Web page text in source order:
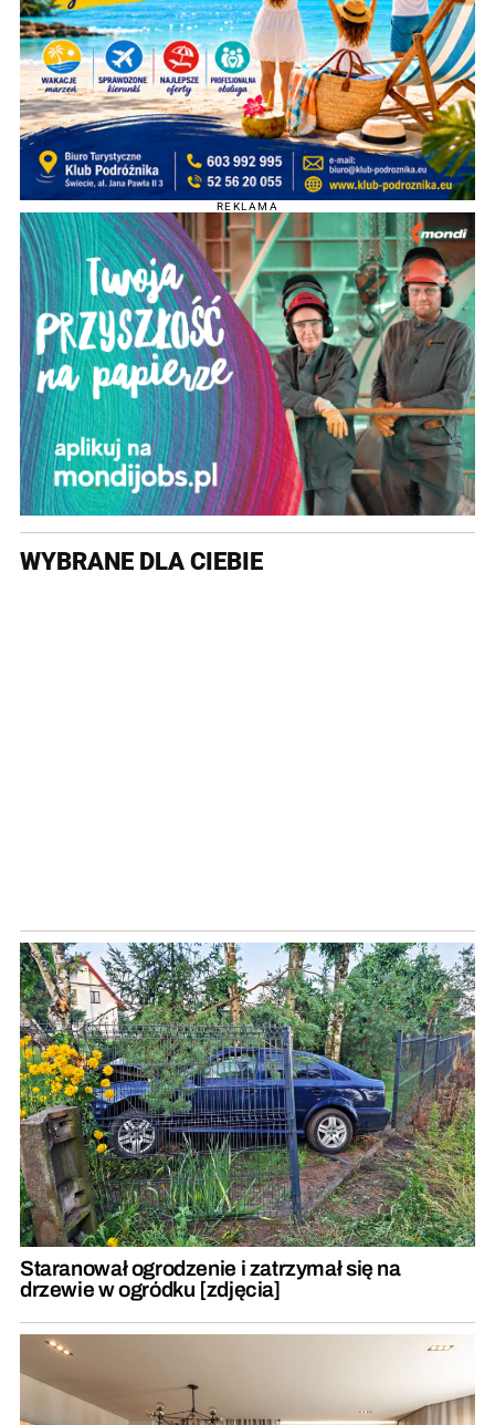
REKLAMA
WYBRANE DLA CIEBIE
Staranował ogrodzenie i zatrzymał się na
drzewie w ogródku [zdjęcia]